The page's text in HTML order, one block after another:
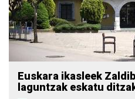
Euskara ikasleek
laguntzak eskatu